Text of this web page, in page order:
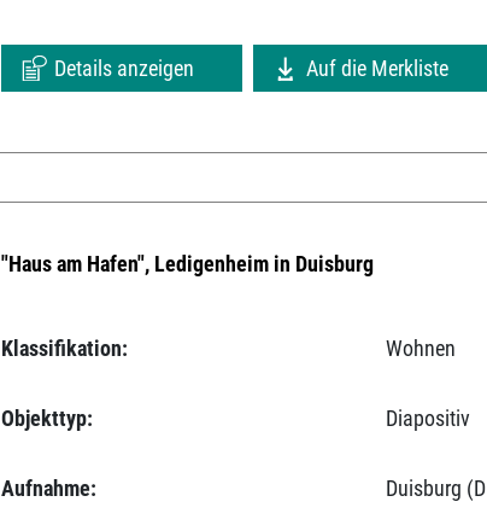
Details anzeigen Auf die Merkliste
"Haus am Hafen", Ledigenheim in Duisburg
Klassifikation: Wohnen
Objekttyp: Diapositiv
Aufnahme:
Duisburg